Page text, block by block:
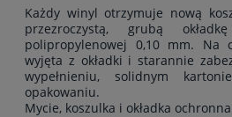
Każdy winyl otrzymuje nową
przezroczystą, grubą
polipropylenowej 0,10 mm. Na
wyjęta z okładki i starannie
wypełnieniu, solidnym
opakowaniu.
Mycie, koszulka i okładka